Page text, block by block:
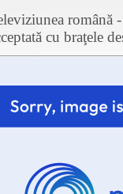
română
cu braţele